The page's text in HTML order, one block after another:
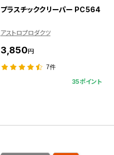
プラスチッククリーパー PC564
アストロプロダクツ
3,850円
7件
35ポイント